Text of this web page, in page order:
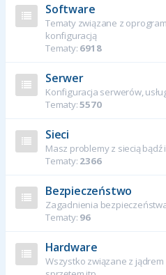
Software
Tematy związane z
konfiguracją
Tematy: 6918
Serwer
Konfiguracja serwerów,
Tematy:5570
Sieci
Masz problemy z siecią
Tematy: 2366
Bezpieczeństwo
Zagadnienia
Tematy: 96
Hardware
Wszystko związane z